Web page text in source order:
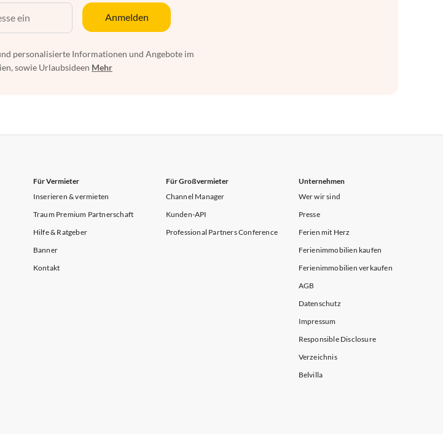
Anmelden
personalisierte Informationen und Angebote im
sowie Urlaubsideen Mehr
Für Vermieter
Inserieren & vermieten
Traum Premium Partnerschaft
Hilfe & Ratgeber
Banner
Kontakt
Für Großvermieter
Channel Manager
Kunden-API
Professional Partners Conference
Unternehmen
Wer wir sind
Presse
Ferien mit Herz
Ferienimmobilien kaufen
Ferienimmobilien verkaufen
AGB
Datenschutz
Impressum
Responsible Disclosure
Verzeichnis
Belvilla